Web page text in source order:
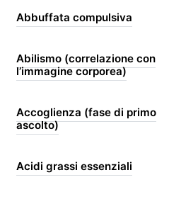
Abbuffata compulsiva
Abilismo (correlazione con
l’immagine corporea)
Accoglienza (fase di primo
ascolto)
Acidi grassi essenziali